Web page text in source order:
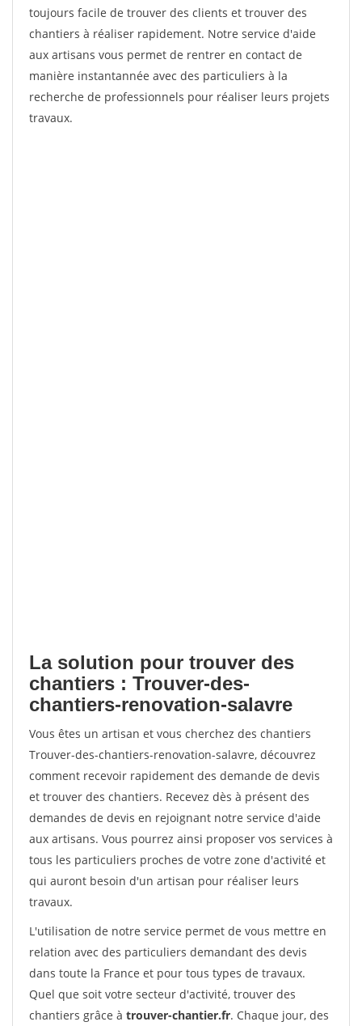
toujours facile de trouver des clients et trouver des
chantiers à réaliser rapidement. Notre service d'aide
aux artisans vous permet de rentrer en contact de
manière instantannée avec des particuliers à la
recherche de professionnels pour réaliser leurs projets
travaux.
La solution pour trouver des
chantiers : Trouver-des-
chantiers-renovation-salavre
Vous êtes un artisan et vous cherchez des chantiers
Trouver-des-chantiers-renovation-salavre, découvrez
comment recevoir rapidement des demande de devis
et trouver des chantiers. Recevez dès à présent des
demandes de devis en rejoignant notre service d'aide
aux artisans. Vous pourrez ainsi proposer vos services à
tous les particuliers proches de votre zone d'activité et
qui auront besoin d'un artisan pour réaliser leurs
travaux.
L'utilisation de notre service permet de vous mettre en
relation avec des particuliers demandant des devis
dans toute la France et pour tous types de travaux.
Quel que soit votre secteur d'activité, trouver des
chantiers grâce à trouver-chantier.fr. Chaque jour, des